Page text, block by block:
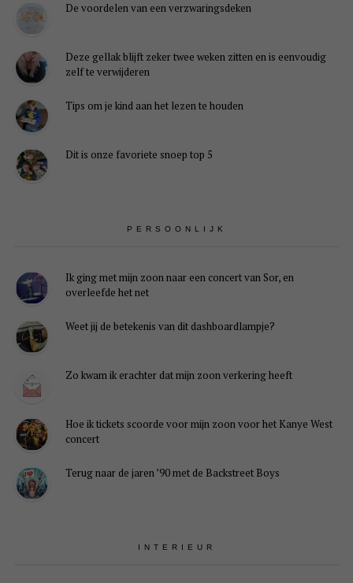
De voordelen van een verzwaringsdeken
Deze gellak blijft zeker twee weken zitten en is eenvoudig
zelf te verwijderen
Tips om je kind aan het lezen te houden
Dit is onze favoriete snoep top 5
PERSOONLIJK
Ik ging met mijn zoon naar een concert van Sor, en
overleefde het net
Weet jij de betekenis van dit dashboardlampje?
Zo kwam ik erachter dat mijn zoon verkering heeft
Hoe ik tickets scoorde voor mijn zoon voor het Kanye West
concert
Terug naar de jaren ’90 met de Backstreet Boys
INTERIEUR
Je
kunnen
ervoor
dat
je
inhoud
niet
kunt